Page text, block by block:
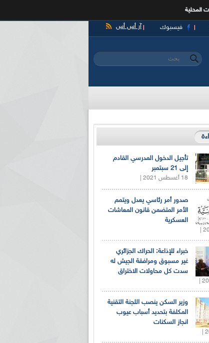
المحلية
آر أس أس فيسبوك
استمارة البحث
‏بحث ‏
تأجيل الدخول المدرسي القادم
إلى 21 سبتمبر
18 أغسطس 2021 |
صدور أمر رئاسي يعدل ويتمم
الأمر المتضمن قانون المعاشات
العسكرية
خبراء للإذاعة: الحراك الجزائري
غير مسبوق ومرافقة الجيش له
سدت كل محاولات الاختراق
وزير السكن ينصب اللجنة التقنية
المكلفة بتحديد أسباب عيوب
انجاز السكنات